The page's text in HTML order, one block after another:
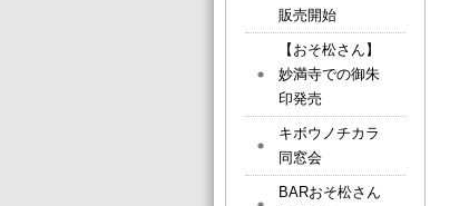
販売開始
【おそ松さん】
妙満寺での御朱
印発売
キボウノチカラ
同窓会
BARおそ松さん